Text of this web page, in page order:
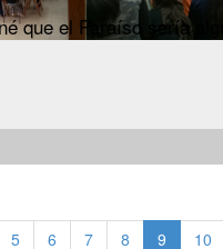
que el Paraíso sería
5 6 7 8 9 10